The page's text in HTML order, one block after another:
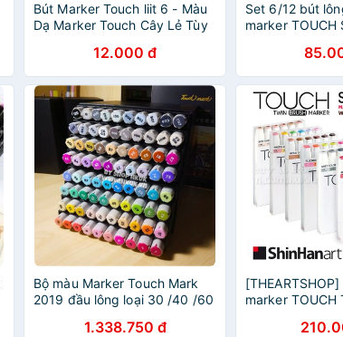
Bút Marker Touch liit 6 - Màu
Dạ Marker Touch Cây Lẻ Tùy
12.000 đ
Set 6/12 bút
marker TOUCH
Bộ màu Marker Touch Mark
2019 đầu lông loại 30 /40 /60
1.338.750 đ
marker TOUCH